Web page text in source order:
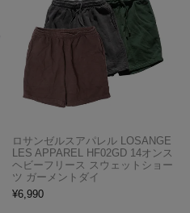
ロサンゼルスアパレル LOSANGE
LES APPAREL HF02GD 14オンス
ヘビーフリース スウェットショー
ツ ガーメントダイ
¥6,990